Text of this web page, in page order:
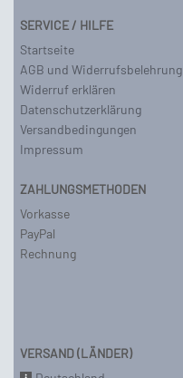
SERVICE / HILFE
Startseite
AGB und Widerrufsbelehrung
Widerruf erklären
Datenschutzerklärung
Versandbedingungen
Impressum
ZAHLUNGSMETHODEN
Vorkasse
PayPal
Rechnung
VERSAND (LÄNDER)